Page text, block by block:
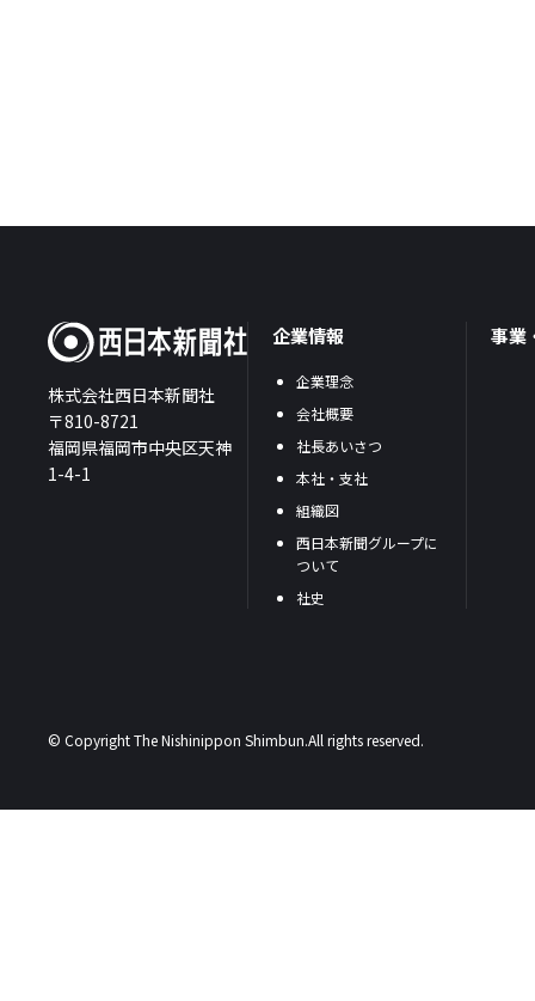
株式会社西日本新聞社
〒810-8721
福岡県福岡市中央区天神
1-4-1
企業情報
企業理念
会社概要
社長あいさつ
本社・支社
組織図
西日本新聞グループに
ついて
社史
事業
© Copyright The Nishinippon Shimbun.All rights reserved.